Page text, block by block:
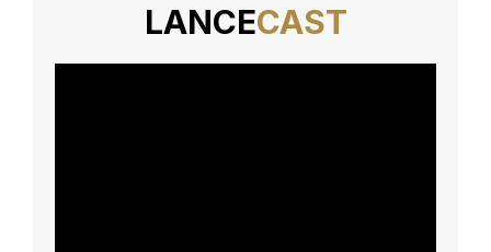
LANCECAST